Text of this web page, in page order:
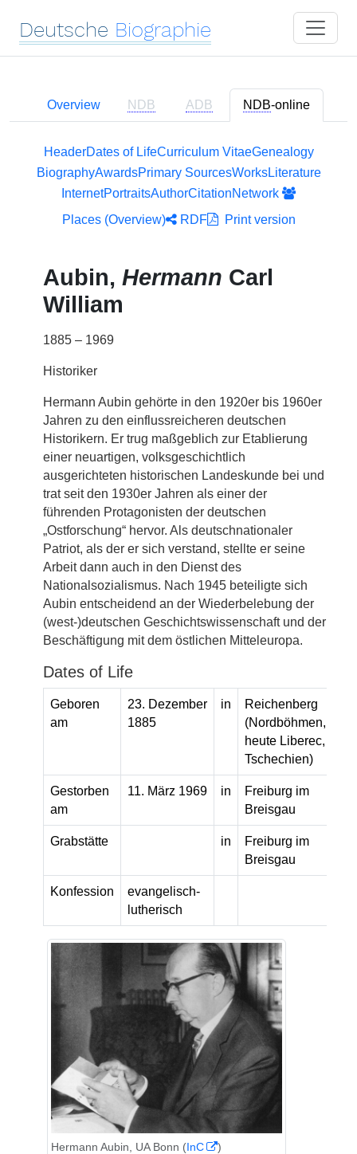
Deutsche Biographie
Overview NDB ADB NDB-online
HeaderDates of LifeCurriculum VitaeGenealogy
BiographyAwardsPrimary SourcesWorksLiterature
InternetPortraitsAuthorCitationNetwork
Places (Overview)
RDF Print version
Aubin, Hermann Carl
William
1885 – 1969
Historiker
Hermann Aubin gehörte in den 1920er bis 1960er
Jahren zu den einflussreicheren deutschen
Historikern. Er trug maßgeblich zur Etablierung
einer neuartigen, volksgeschichtlich
ausgerichteten historischen Landeskunde bei und
trat seit den 1930er Jahren als einer der
führenden Protagonisten der deutschen
„Ostforschung“ hervor. Als deutschnationaler
Patriot, als der er sich verstand, stellte er seine
Arbeit dann auch in den Dienst des
Nationalsozialismus. Nach 1945 beteiligte sich
Aubin entscheidend an der Wiederbelebung der
(west-)deutschen Geschichtswissenschaft und der
Beschäftigung mit dem östlichen Mitteleuropa.
Dates of Life
Geboren
am
23. Dezember
1885
in
Reichenberg
(Nordböhmen,
heute Liberec,
Tschechien)
Gestorben
am
11. März 1969 in
Freiburg im
Breisgau
Grabstätte in
Freiburg im
Breisgau
Konfession
evangelisch-
lutherisch
Hermann Aubin, UA Bonn (InC )